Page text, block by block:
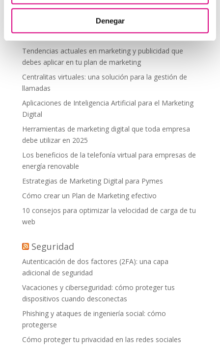
Denegar
segura en altura
Telefonía virtual para el trabajo remoto: comunícate
desde donde estés
Tendencias actuales en marketing y publicidad que
debes aplicar en tu plan de marketing
Centralitas virtuales: una solución para la gestión de
llamadas
Aplicaciones de Inteligencia Artificial para el Marketing
Digital
Herramientas de marketing digital que toda empresa
debe utilizar en 2025
Los beneficios de la telefonía virtual para empresas de
energía renovable
Estrategias de Marketing Digital para Pymes
Cómo crear un Plan de Marketing efectivo
10 consejos para optimizar la velocidad de carga de tu
web
Seguridad
Autenticación de dos factores (2FA): una capa
adicional de seguridad
Vacaciones y ciberseguridad: cómo proteger tus
dispositivos cuando desconectas
Phishing y ataques de ingeniería social: cómo
protegerse
Cómo proteger tu privacidad en las redes sociales